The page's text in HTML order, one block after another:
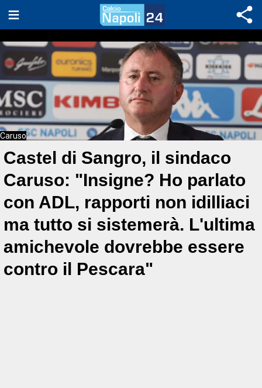
Caruso
Castel di Sangro, il sindaco
Caruso: "Insigne? Ho parlato
con ADL, rapporti non idilliaci
ma tutto si sistemerà. L'ultima
amichevole dovrebbe essere
contro il Pescara"